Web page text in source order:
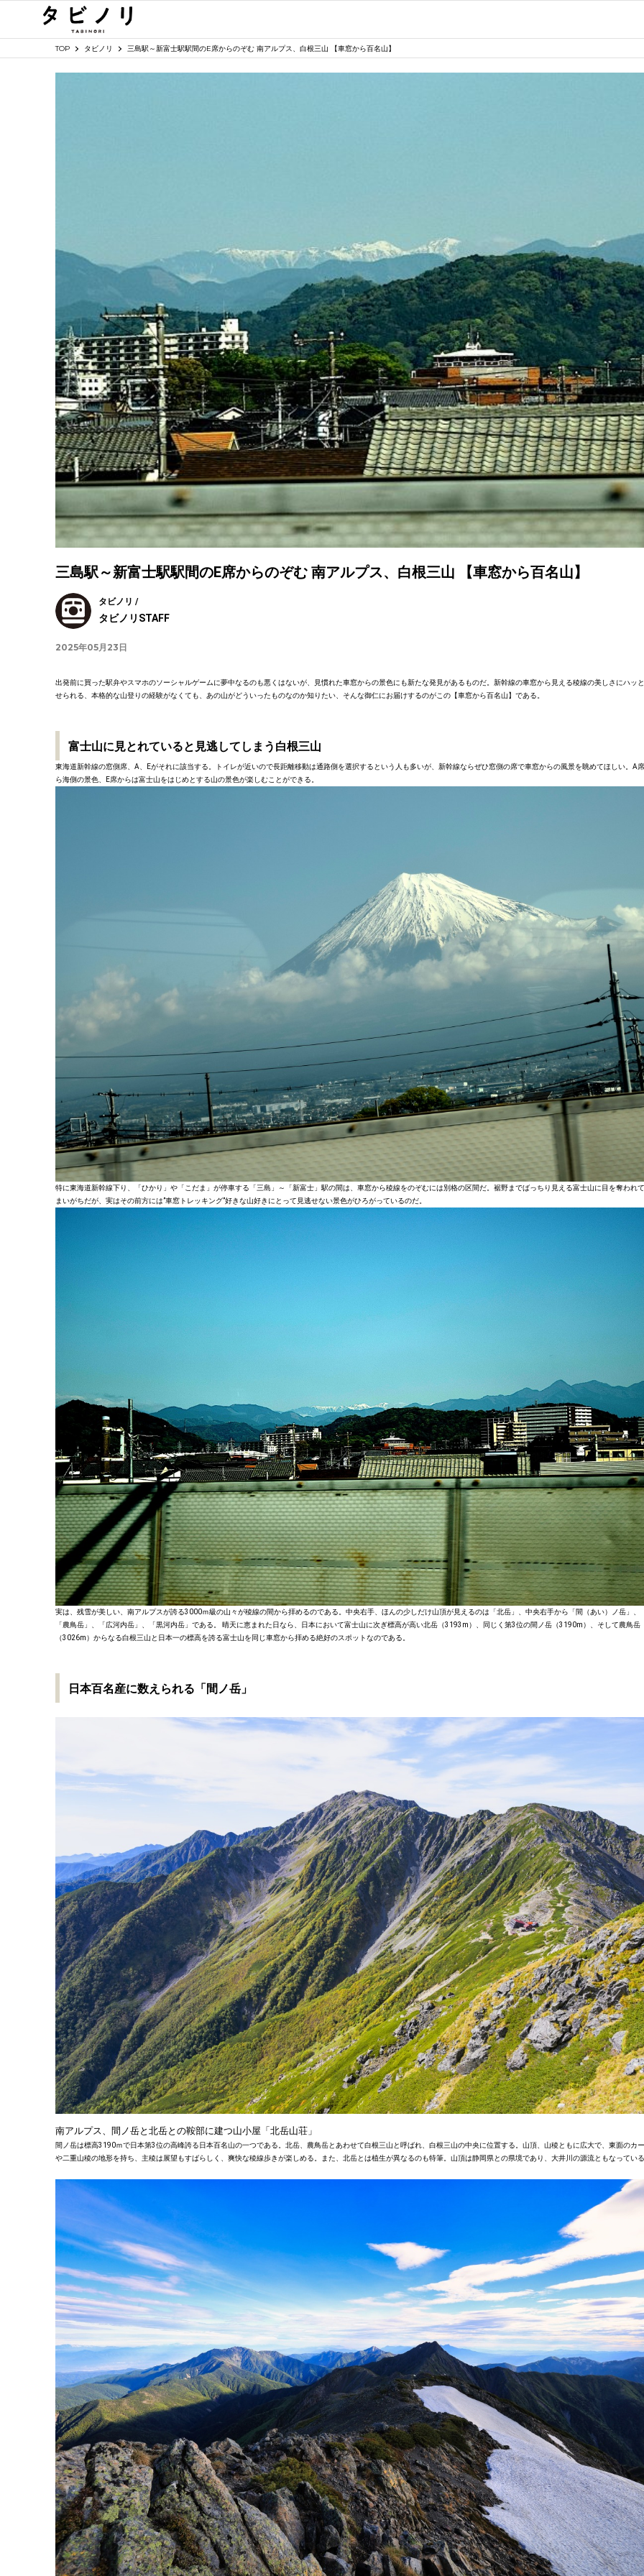
TOP タビノリ 三島駅～新富士駅駅間のE席からのぞむ 南アルプス、白根三山 【車窓から百名山】
三島駅～新富士駅駅間のE席からのぞむ 南アルプス、白根三山 【車窓から百名山】
タビノリ /
タビノリSTAFF
2025年05月23日
出発前に買った駅弁やスマホのソーシャルゲームに夢中なるのも悪くはないが、見慣れた車窓からの景色にも新たな発見があるものだ。新幹線の車窓から見える稜線の美しさにハッ
せられる、本格的な山登りの経験がなくても、あの山がどういったものなのか知りたい、そんな御仁にお届けするのがこの【車窓から百名山】である。
富士山に見とれていると見逃してしまう白根三山
東海道新幹線の窓側席、A、Eがそれに該当する。トイレが近いので長距離移動は通路側を選択するという人も多いが、新幹線ならぜひ窓側の席で車窓からの風景を眺めてほしい。A
ら海側の景色、E席からは富士山をはじめとする山の景色が楽しむことができる。
特に東海道新幹線下り、「ひかり」や「こだま」が停車する「三島」～「新富士」駅の間は、車窓から稜線をのぞむには別格の区間だ。裾野までばっちり見える富士山に目を奪われ
まいがちだが、実はその前方には”車窓トレッキング”好きな山好きにとって見逃せない景色がひろがっているのだ。
実は、残雪が美しい、南アルプスが誇る3000ｍ級の山々が稜線の間から拝めるのである。中央右手、ほんの少しだけ山頂が見えるのは「北岳」、中央右手から「間（あい）ノ岳」、
「農鳥岳」、「広河内岳」、「黒河内岳」である。 晴天に恵まれた日なら、日本において富士山に次ぎ標高が高い北岳（3193m）、同じく第3位の間ノ岳（3190m）、そして農鳥岳
（3026m）からなる白根三山と日本一の標高を誇る富士山を同じ車窓から拝める絶好のスポットなのである。
日本百名産に数えられる「間ノ岳」
南アルプス、間ノ岳と北岳との鞍部に建つ山小屋「北岳山荘」
間ノ岳は標高3190ｍで日本第3位の高峰誇る日本百名山の一つである。北岳、農鳥岳とあわせて白根三山と呼ばれ、白根三山の中央に位置する。山頂、山稜ともに広大で、東面のカ
や二重山稜の地形を持ち、主稜は展望もすばらしく、爽快な稜線歩きが楽しめる。また、北岳とは植生が異なるのも特筆。山頂は静岡県との県境であり、大井川の源流ともなってい